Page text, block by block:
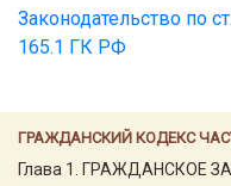
ГРАЖДАНСКИЙ КОДЕКС
Глава 1. ГРАЖДАНСКОЕ
Законодательство по ст.
165.1 ГК РФ